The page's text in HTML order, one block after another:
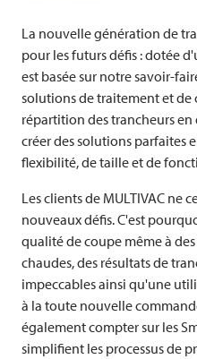
La nouvelle génération de
pour les futurs défis : dotée
est basée sur notre savoir-
solutions de traitement et
répartition des trancheurs
créer des solutions parfaites
flexibilité, de taille et de
Les clients de MULTIVAC ne
nouveaux défis. C'est
qualité de coupe même à
chaudes, des résultats de
impeccables ainsi qu'une
à la toute nouvelle
également compter sur les
simplifient les processus de